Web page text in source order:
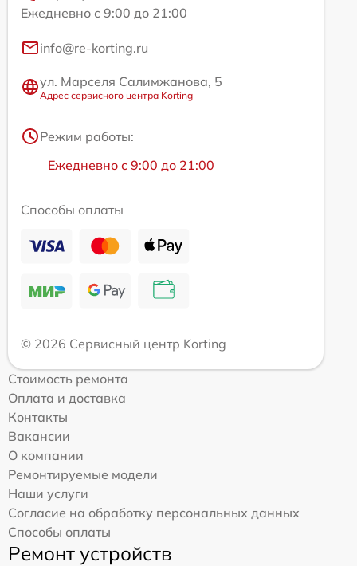
Ежедневно с 9:00 до 21:00
info@re-korting.ru
ул. Марселя Салимжанова, 5
Адрес сервисного центра Korting
Режим работы:
Ежедневно с 9:00 до 21:00
Способы оплаты
© 2026 Сервисный центр Korting
Стоимость ремонта
Оплата и доставка
Контакты
Вакансии
О компании
Ремонтируемые модели
Наши услуги
Согласие на обработку персональных данных
Способы оплаты
Ремонт устройств